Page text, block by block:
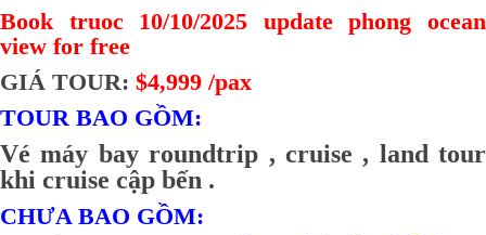
Book truoc 10/10/2025 update phong ocean
view for free
GIÁ TOUR: $4,999 /pax
TOUR BAO GỒM:
Vé máy bay roundtrip , cruise , land tour
khi cruise cập bến .
CHƯA BAO GỒM: